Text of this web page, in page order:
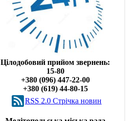
Цілодобовий прийом звернень:
15-80
+380 (096) 447-22-00
+380 (619) 44-80-15
RSS 2.0 Cтрічка новин